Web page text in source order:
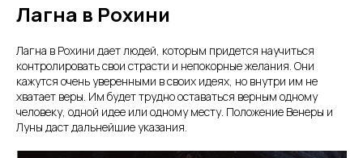
Лагна в Рохини
Лагна в Рохини дает людей, которым придется научиться
контролировать свои страсти и непокорные желания. Они
кажутся очень уверенными в своих идеях, но внутри им не
хватает веры. Им будет трудно оставаться верным одному
человеку, одной идее или одному месту. Положение Венеры и
Луны даст дальнейшие указания.